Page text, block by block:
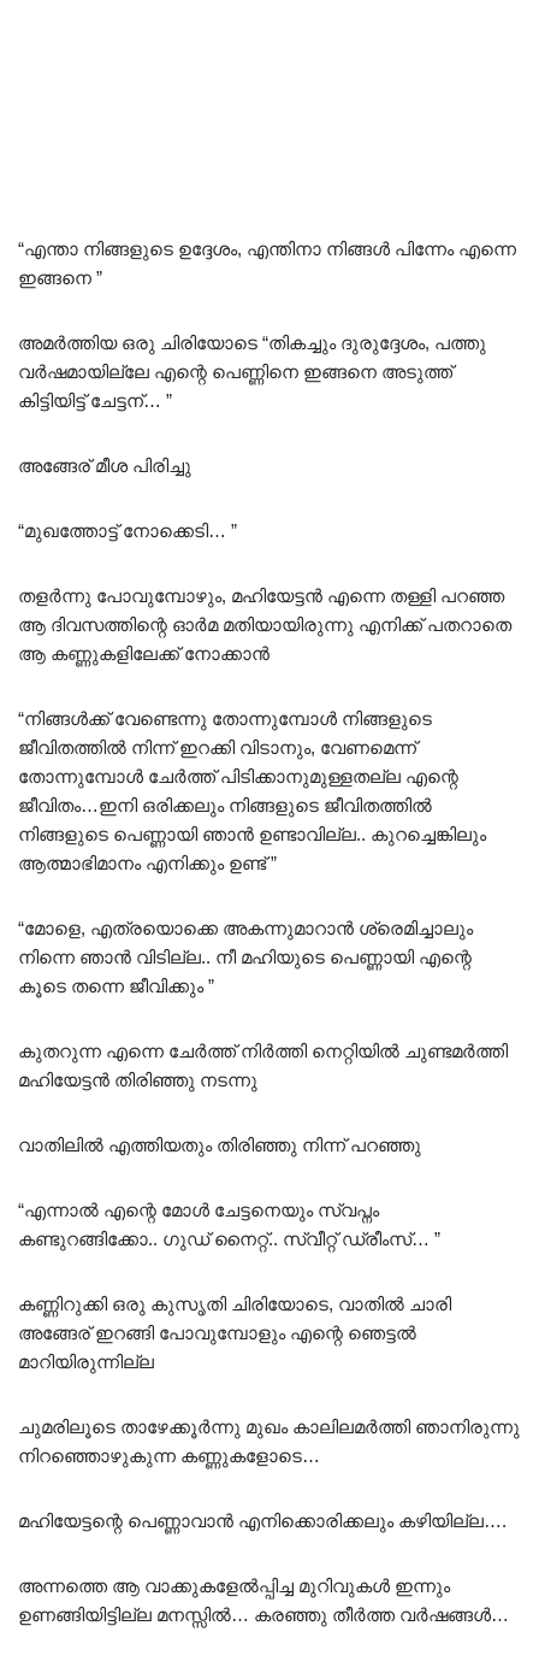
“എന്താ നിങ്ങളുടെ ഉദ്ദേശം, എന്തിനാ നിങ്ങൾ പിന്നേം എന്നെ
ഇങ്ങനെ ”
അമർത്തിയ ഒരു ചിരിയോടെ “തികച്ചും ദുരുദ്ദേശം, പത്തു
വർഷമായില്ലേ എന്റെ പെണ്ണിനെ ഇങ്ങനെ അടുത്ത്
കിട്ടിയിട്ട് ചേട്ടന്… ”
അങ്ങേര് മീശ പിരിച്ചു
“മുഖത്തോട്ട് നോക്കെടി… ”
തളർന്നു പോവുമ്പോഴും, മഹിയേട്ടൻ എന്നെ തള്ളി പറഞ്ഞ
ആ ദിവസത്തിന്റെ ഓർമ മതിയായിരുന്നു എനിക്ക് പതറാതെ
ആ കണ്ണുകളിലേക്ക് നോക്കാൻ
“നിങ്ങൾക്ക് വേണ്ടെന്നു തോന്നുമ്പോൾ നിങ്ങളുടെ
ജീവിതത്തിൽ നിന്ന് ഇറക്കി വിടാനും, വേണമെന്ന്
തോന്നുമ്പോൾ ചേർത്ത് പിടിക്കാനുമുള്ളതല്ല എന്റെ
ജീവിതം…ഇനി ഒരിക്കലും നിങ്ങളുടെ ജീവിതത്തിൽ
നിങ്ങളുടെ പെണ്ണായി ഞാൻ ഉണ്ടാവില്ല.. കുറച്ചെങ്കിലും
ആത്മാഭിമാനം എനിക്കും ഉണ്ട് ”
“മോളെ, എത്രയൊക്കെ അകന്നുമാറാൻ ശ്രെമിച്ചാലും
നിന്നെ ഞാൻ വിടില്ല.. നീ മഹിയുടെ പെണ്ണായി എന്റെ
കൂടെ തന്നെ ജീവിക്കും ”
കുതറുന്ന എന്നെ ചേർത്ത് നിർത്തി നെറ്റിയിൽ ചുണ്ടമർത്തി
മഹിയേട്ടൻ തിരിഞ്ഞു നടന്നു
വാതിലിൽ എത്തിയതും തിരിഞ്ഞു നിന്ന് പറഞ്ഞു
“എന്നാൽ എന്റെ മോൾ ചേട്ടനെയും സ്വപ്നം
കണ്ടുറങ്ങിക്കോ.. ഗുഡ് നൈറ്റ്‌.. സ്വീറ്റ് ഡ്രീംസ്‌… ”
കണ്ണിറുക്കി ഒരു കുസൃതി ചിരിയോടെ, വാതിൽ ചാരി
അങ്ങേര് ഇറങ്ങി പോവുമ്പോളും എന്റെ ഞെട്ടൽ
മാറിയിരുന്നില്ല
ചുമരിലൂടെ താഴേക്കൂർന്നു മുഖം കാലിലമർത്തി ഞാനിരുന്നു
നിറഞ്ഞൊഴുകുന്ന കണ്ണുകളോടെ…
മഹിയേട്ടന്റെ പെണ്ണാവാൻ എനിക്കൊരിക്കലും കഴിയില്ല….
അന്നത്തെ ആ വാക്കുകളേൽപ്പിച്ച മുറിവുകൾ ഇന്നും
ഉണങ്ങിയിട്ടില്ല മനസ്സിൽ… കരഞ്ഞു തീർത്ത വർഷങ്ങൾ…